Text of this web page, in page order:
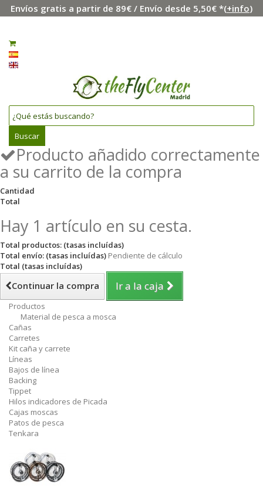
Envíos gratis a partir de 89€ / Envío desde 5,50€ *(+info)
Buscar
Producto añadido correctamente
a su carrito de la compra
Cantidad
Total
Hay 1 artículo en su cesta.
Total productos: (tasas incluídas)
Total envío: (tasas incluídas) Pendiente de cálculo
Total (tasas incluídas)
Continuar la compra Ir a la caja
Productos
Material de pesca a mosca
Cañas
Carretes
Kit caña y carrete
Líneas
Bajos de línea
Backing
Tippet
Hilos indicadores de Picada
Cajas moscas
Patos de pesca
Tenkara